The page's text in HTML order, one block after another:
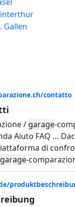
Gallen
contatto
/ garage-
Aiuto FAQ …
di
garage-